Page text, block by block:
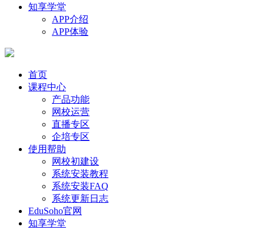
知享学堂
APP介绍
APP体验
首页
课程中心
产品功能
网校运营
直播专区
企培专区
使用帮助
网校初建设
系统安装教程
系统安装FAQ
系统更新日志
EduSoho官网
知享学堂